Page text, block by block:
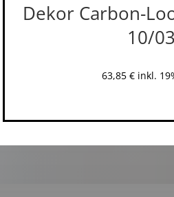
Dekor Carbon-
10/
63,85 € inkl.